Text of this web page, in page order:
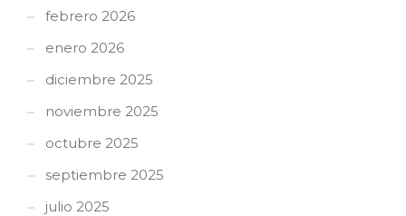
febrero 2026
enero 2026
diciembre 2025
noviembre 2025
octubre 2025
septiembre 2025
julio 2025